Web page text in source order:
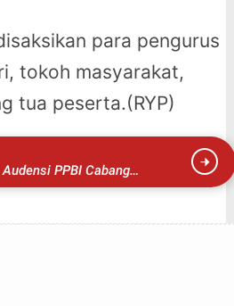
para pengurus
tokoh masyarakat,
tua peserta.(RYP)
PPBI Cabang
Rawas